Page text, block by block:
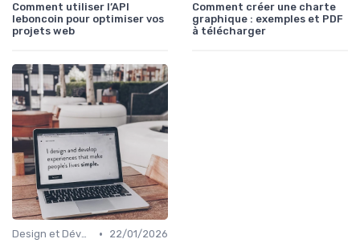
Comment utiliser l’API
leboncoin pour optimiser vos
projets web
Comment créer une charte
graphique : exemples et PDF
à télécharger
Design et Développement Web •
22/01/2026